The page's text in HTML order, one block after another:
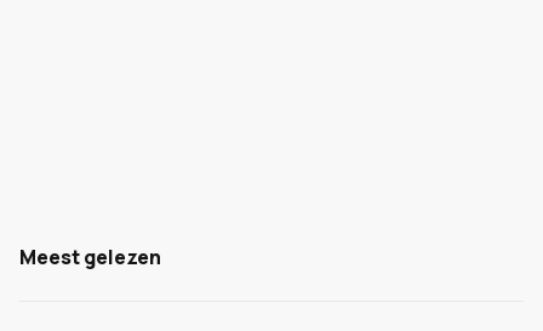
Meest gelezen